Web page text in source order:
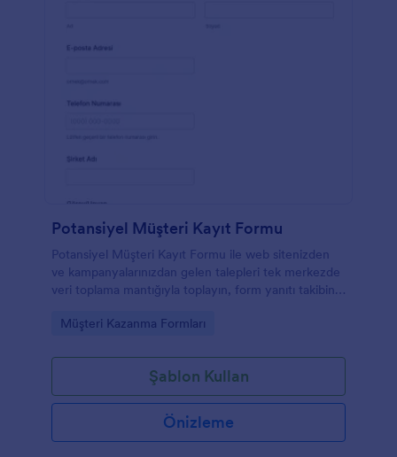
Potansiyel Müşteri Kayıt Formu
Potansiyel Müşteri Kayıt Formu ile web sitenizden
ve kampanyalarınızdan gelen talepleri tek merkezde
veri toplama mantığıyla toplayın, form yanıtı takibini
düzenli kayıtlar aktarın.
Go to Category:
Müşteri Kazanma Formları
Şablon Kullan
Önizleme